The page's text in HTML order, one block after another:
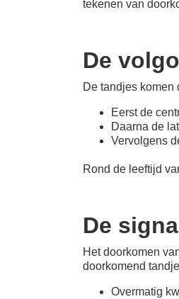
tekenen van
De
De tandjes komen
Eerst de
Daarna de
Vervolgens
Rond de leeftijd
De
Het doorkomen
doorkomend
Overmatig